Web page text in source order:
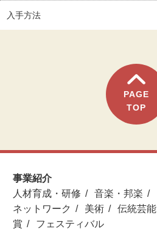
入手方法
PAGE
TOP
事業紹介
人材育成・研修
音楽・邦楽
ネットワーク
美術 伝統芸能
賞
フェスティバル